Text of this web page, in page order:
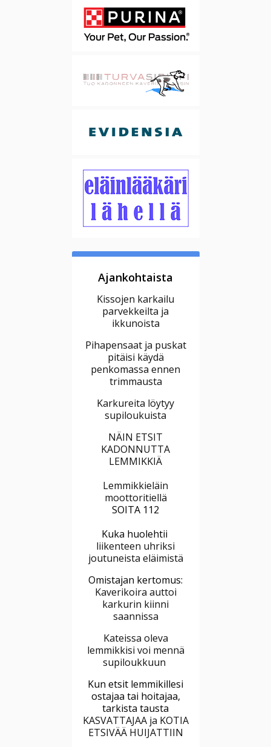
Ajankohtaista
Kissojen karkailu
parvekkeilta ja
ikkunoista
Pihapensaat ja puskat
pitäisi käydä
penkomassa ennen
trimmausta
Karkureita löytyy
supiloukuista
NÄIN ETSIT
KADONNUTTA
LEMMIKKIÄ
Lemmikkieläin
moottoritiellä
SOITA 112
Kuka huolehtii
liikenteen uhriksi
joutuneista eläimistä
Omistajan kertomus:
Kaverikoira auttoi
karkurin kiinni
saannissa
Kateissa oleva
lemmikkisi voi mennä
supiloukkuun
Kun etsit lemmikillesi
ostajaa tai hoitajaa,
tarkista tausta
KASVATTAJAA ja KOTIA
ETSIVÄÄ HUIJATTIIN